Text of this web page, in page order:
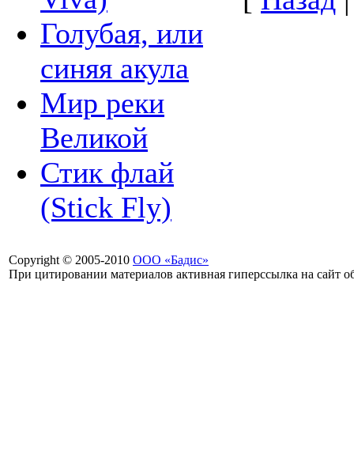
Голубая, или
синяя акула
Мир реки
Великой
Стик флай
(Stick Fly)
Copyright © 2005-2010 ООО «Бадис»
При цитировании материалов активная гиперссылка на сайт